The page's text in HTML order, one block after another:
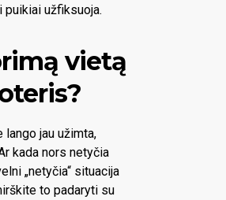
puikiai užfiksuoja.
vietą
jau užimta,
kada nors netyčia
„netyčia“ situacija
to padaryti su